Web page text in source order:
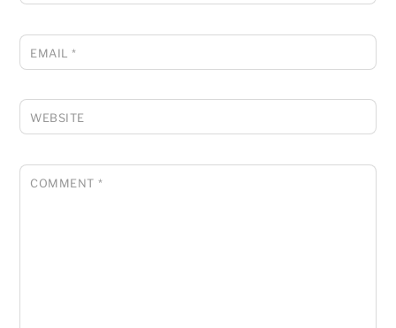
EMAIL*
WEBSITE
COMMENT *